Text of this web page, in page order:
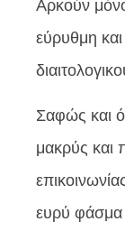
Αρκούν
εύρυθμη και
Σαφώς και
μακρύς και
ευρύ